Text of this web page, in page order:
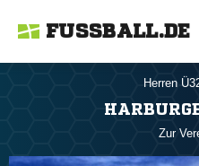
FUSSBALL.DE
Herren
Zur